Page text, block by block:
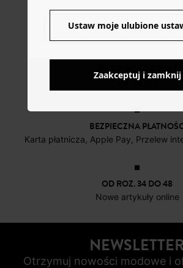
NO
DOSTAWA DO
4 do 6 dni roboczych
DARMOWE ZWROTY
do 30 dni
BEZPIECZNA
Karta płatnicza, Apple Pay, Przelew
OD ROZ. 34 DO 48
Nowe artykuły online
NEWSLETTER
Otrzymuj nowości modowe i
Ustaw moje ulubione
Zaakceptuj i zamknij